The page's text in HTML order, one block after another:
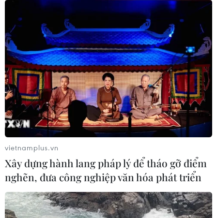
vietnamplus.vn
Xây dựng hành lang pháp lý để tháo gỡ điểm
nghẽn, đưa công nghiệp văn hóa phát triển